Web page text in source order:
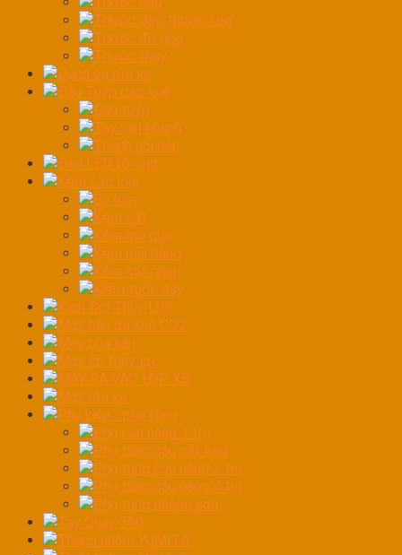
Thước dây, thước kéo
Thước đo góc
Thước thuỷ
Dụng cụ rửa xe
Đầu Tuýp các loại
Đầu tuýp
Tay vặn nhanh
Thanh nối dài
Đèn LED tổ ong
Kềm các loại
Bộ kìm
Kềm cắt
Kềm mỏ quạ
Kềm mũi bằng
Kềm mũi nhọn
Kiềm tuốc dây
Kích Đội Thủy Lực
Máy bắn đá khô CO2
Máy chà sàn
Máy Ép thủy lực
MÁY RA VÀO LỐP XE
Máy rửa xe
Phụ kiện - phụ tùng
Phụ cầu nâng 1 trụ
Phụ tùng cầu cắt kéo
Phụ tùng cầu nâng 2 trụ
Phụ tùng cầu nâng 4 trụ
Phụ tùng phòng sơn
Tay Quay 360
Thang nhôm YUMITA